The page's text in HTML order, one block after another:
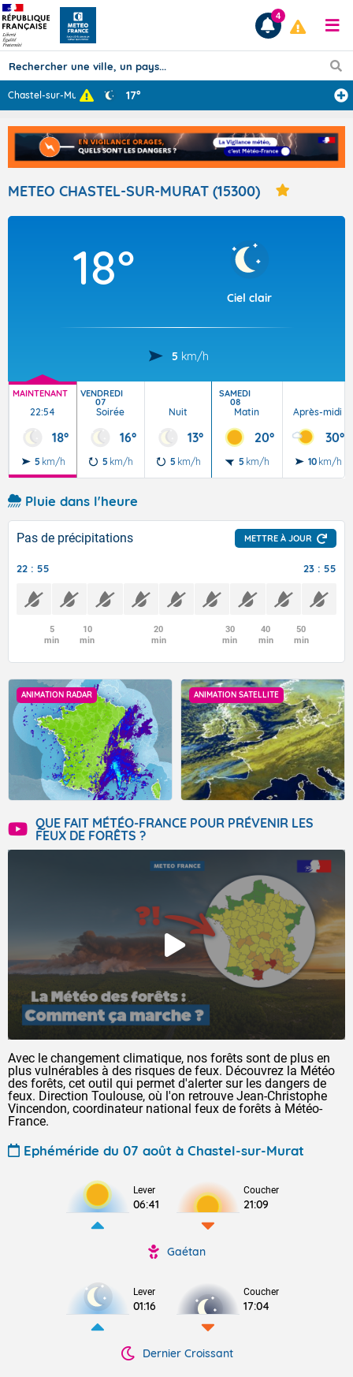
Prévisions
TOUS LES RÉSULTATS
Articles
4
Chastel-sur-Mur ... 17°
METEO CHASTEL-SUR-MURAT (15300)
18°
Ciel clair
5 km/h
MAINTENANT
22:54
18°
5 km/h
VENDREDI
07
Soirée
16°
5 km/h
Nuit
13°
5 km/h
SAMEDI
08
Matin
20°
5 km/h
Après-midi
30°
10 km/h
Pluie dans l'heure
Pas de précipitations METTRE À JOUR
22 : 55 23 : 55
5
min
10
min
20
min
30
min
40
min
50
min
ANIMATION RADAR ANIMATION SATELLITE
QUE FAIT MÉTÉO-FRANCE POUR PRÉVENIR LES
FEUX DE FORÊTS ?
Avec le changement climatique, nos forêts sont de plus en
plus vulnérables à des risques de feux. Découvrez la Météo
des forêts, cet outil qui permet d'alerter sur les dangers de
feux. Direction Toulouse, où l'on retrouve Jean-Christophe
Vincendon, coordinateur national feux de forêts à Météo-
France.
Ephéméride du 07 août à Chastel-sur-Murat
Lever
06:41
Coucher
21:09
Gaétan
Lever
01:16
Coucher
17:04
Dernier Croissant